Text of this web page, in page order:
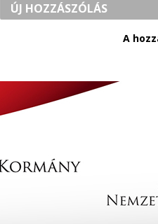
ÚJ HOZZÁSZÓLÁS
A